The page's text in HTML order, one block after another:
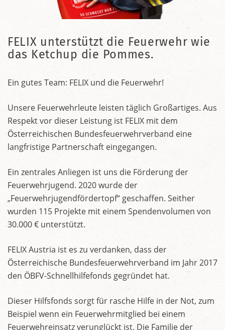
FELIX unterstützt die Feuerwehr wie
das Ketchup die Pommes.
Ein gutes Team: FELIX und die Feuerwehr!
Unsere Feuerwehrleute leisten täglich Großartiges. Aus
Respekt vor dieser Leistung ist FELIX mit dem
Österreichischen Bundesfeuerwehrverband eine
langfristige Partnerschaft eingegangen.
Ein zentrales Anliegen ist uns die Förderung der
Feuerwehrjugend. 2020 wurde der
„Feuerwehrjugendfördertopf“ geschaffen. Seither
wurden 115 Projekte mit einem Spendenvolumen von
30.000 € unterstützt.
FELIX Austria ist es zu verdanken, dass der
Österreichische Bundesfeuerwehrverband im Jahr 2017
den ÖBFV-Schnellhilfefonds gegründet hat.
Dieser Hilfsfonds sorgt für rasche Hilfe in der Not, zum
Beispiel wenn ein Feuerwehrmitglied bei einem
Feuerwehreinsatz verunglückt ist. Die Familie der